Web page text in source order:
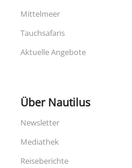
Mittelmeer
Tauchsafaris
Aktuelle Angebote
Über Nautilus
Newsletter
Mediathek
Reiseberichte